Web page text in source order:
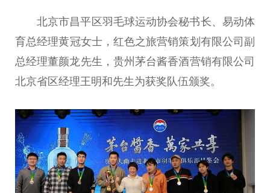
北京市昌平区羽毛球运动协会秘书长、易动体
育总经理黄冠女士，红色之旅营销策划有限公司副
总经理董颜龙先生，贵州茅台酱香酒营销有限公司
北京省区经理王明和先生为获奖队伍颁奖。